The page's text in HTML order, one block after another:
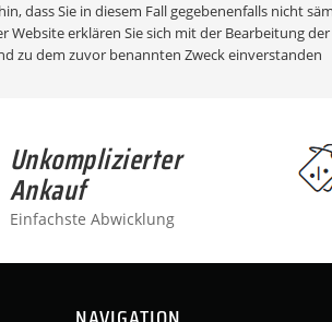
dass Sie in diesem Fall gegebenenfalls nicht
erklären Sie sich mit der Bearbeitung
zu dem zuvor benannten Zweck einverstanden
Unkomplizierter
Ankauf
Einfachste Abwicklung